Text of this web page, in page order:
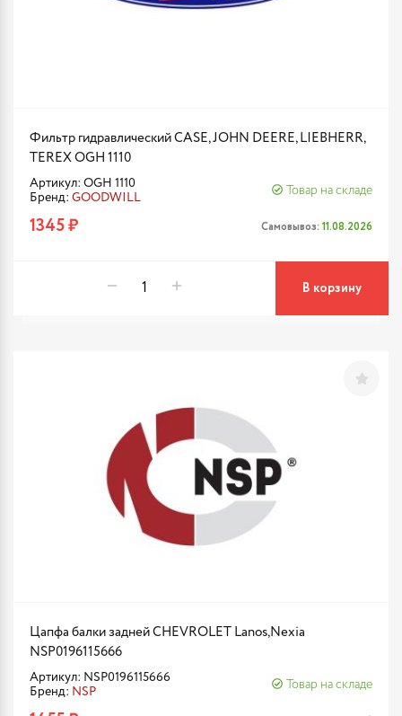
Фильтр гидравлический CASE, JOHN DEERE, LIEBHERR,
TEREX OGH 1110
Артикул: OGH 1110
Бренд: GOODWILL
Товар на складе
1345 ₽ Самовывоз: 11.08.2026
В корзину
Цапфа балки задней CHEVROLET Lanos,Nexia
NSP0196115666
Артикул: NSP0196115666
Бренд: NSP
Товар на складе